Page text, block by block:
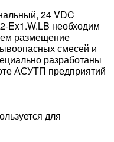
24 VDC
Ex1.W.LB необходим
размещение
смесей и
разработаны
АСУТП предприятий
для